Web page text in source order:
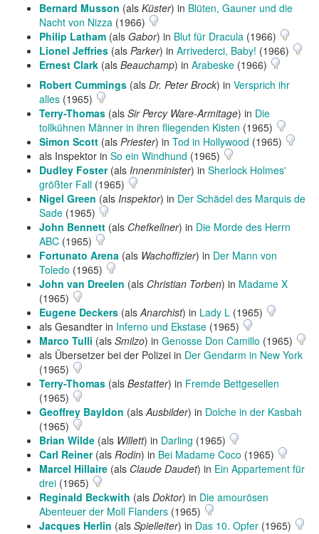
Bernard Musson (als Küster) in Blüten, Gauner und die
Nacht von Nizza (1966)
Philip Latham (als Gabor) in Blut für Dracula (1966)
Lionel Jeffries (als Parker) in Arrivederci, Baby! (1966)
Ernest Clark (als Beauchamp) in Arabeske (1966)
Robert Cummings (als Dr. Peter Brock) in Versprich ihr
alles (1965)
Terry-Thomas (als Sir Percy Ware-Armitage) in Die
tollkühnen Männer in ihren fliegenden Kisten (1965)
Simon Scott (als Priester) in Tod in Hollywood (1965)
als Inspektor in So ein Windhund (1965)
Dudley Foster(als Innenminister) in Sherlock Holmes'
größter Fall (1965)
Nigel Green (als Inspektor) in Der Schädel des Marquis de
Sade (1965)
John Bennett (als Chefkellner) in Die Morde des Herrn
ABC (1965)
Fortunato Arena (als Wachoffizier) in Der Mann von
Toledo (1965)
John van Dreelen (als Christian Torben) in Madame X
(1965)
Eugene Deckers (alsAnarchist) in Lady L (1965)
als Gesandter in Inferno und Ekstase (1965)
Marco Tulli (als Smilzo) in Genosse Don Camillo (1965)
als Übersetzer bei der Polizei in Der Gendarm in New York
(1965)
Terry-Thomas (als Bestatter) in Fremde Bettgesellen
(1965)
Geoffrey Bayldon (alsAusbilder) in Dolche in der Kasbah
(1965)
Brian Wilde (als Willett) in Darling (1965)
Carl Reiner(als Rodin) in Bei Madame Coco (1965)
Marcel Hillaire (als Claude Daudet) in Ein Appartement für
drei (1965)
Reginald Beckwith (als Doktor) in Die amourösen
Abenteuer der Moll Flanders (1965)
Jacques Herlin (als Spielleiter) in Das 10. Opfer (1965)